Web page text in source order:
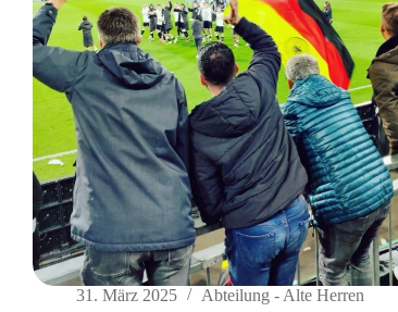
31. März 2025 Abteilung - Alte Herren